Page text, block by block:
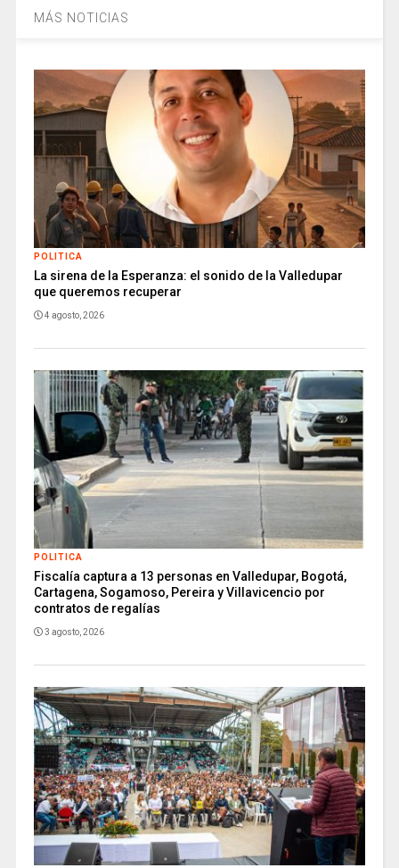
MÁS NOTICIAS
POLITICA
La sirena de la Esperanza: el sonido de la Valledupar
que queremos recuperar
4 agosto, 2026
POLITICA
Fiscalía captura a 13 personas en Valledupar, Bogotá,
Cartagena, Sogamoso, Pereira y Villavicencio por
contratos de regalías
3 agosto, 2026